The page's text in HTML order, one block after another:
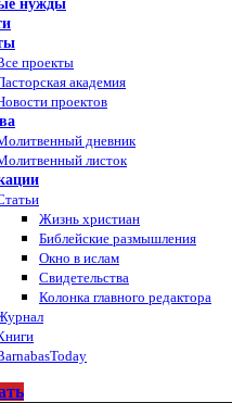
нужды
проекты
академия
проектов
дневник
листок
Жизнь христиан
Библейские размышления
Окно в ислам
Свидетельства
Колонка главного редактора